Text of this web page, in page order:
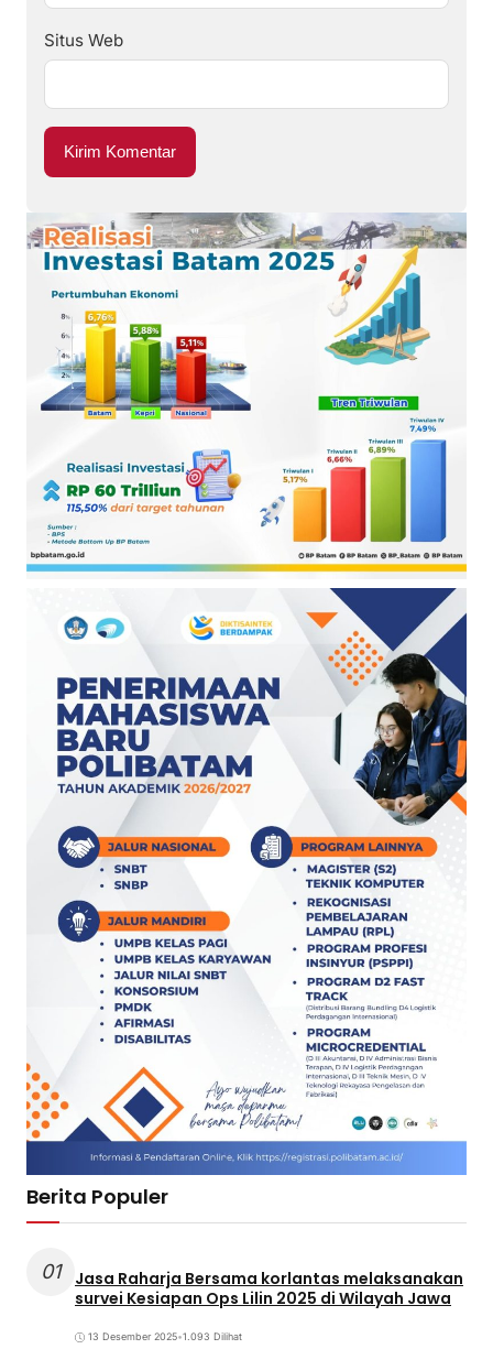
Situs Web
Berita Populer
01
Jasa Raharja Bersama korlantas melaksanakan
survei Kesiapan Ops Lilin 2025 di Wilayah Jawa
13 Desember 2025•1.093 Dilihat